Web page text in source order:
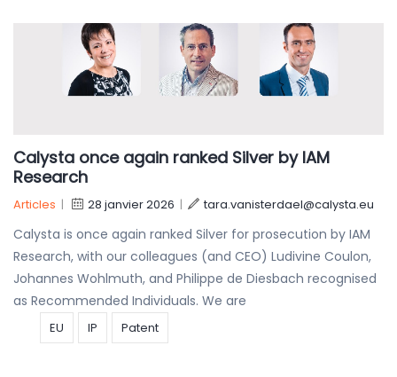
Calysta once again ranked Silver by IAM
Research
Articles | 28 janvier 2026 | tara.vanisterdael@calysta.eu
Calysta is once again ranked Silver for prosecution by IAM
Research, with our colleagues (and CEO) Ludivine Coulon,
Johannes Wohlmuth, and Philippe de Diesbach recognised
as Recommended Individuals. We are
EU IP Patent